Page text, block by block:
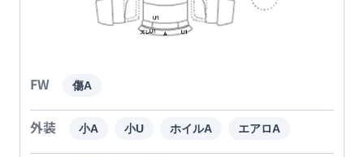
FW 傷A
外装 小A 小U ホイルA エアロA